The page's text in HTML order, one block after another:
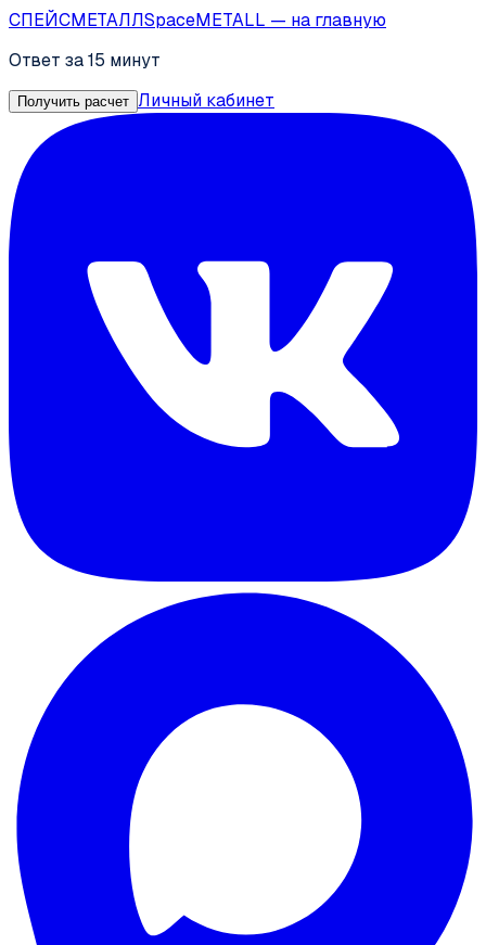
СПЕЙСМЕТАЛЛSpaceMETALL — на главную
Ответ за 15 минут
Получить расчет Личный кабинет